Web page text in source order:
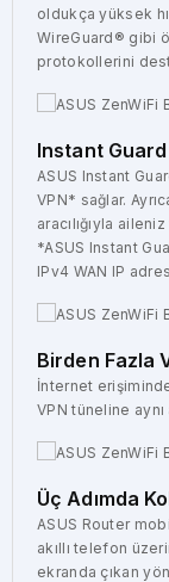
oldukça yüksek
WireGuard® gibi
protokollerini
Instant Guard
ASUS Instant
VPN* sağlar.
aracılığıyla
*ASUS Instant
IPv4 WAN IP
Birden Fazla
İnternet
VPN tüneline aynı
Üç Adımda
ASUS Router
akıllı telefon
ekranda çıkan